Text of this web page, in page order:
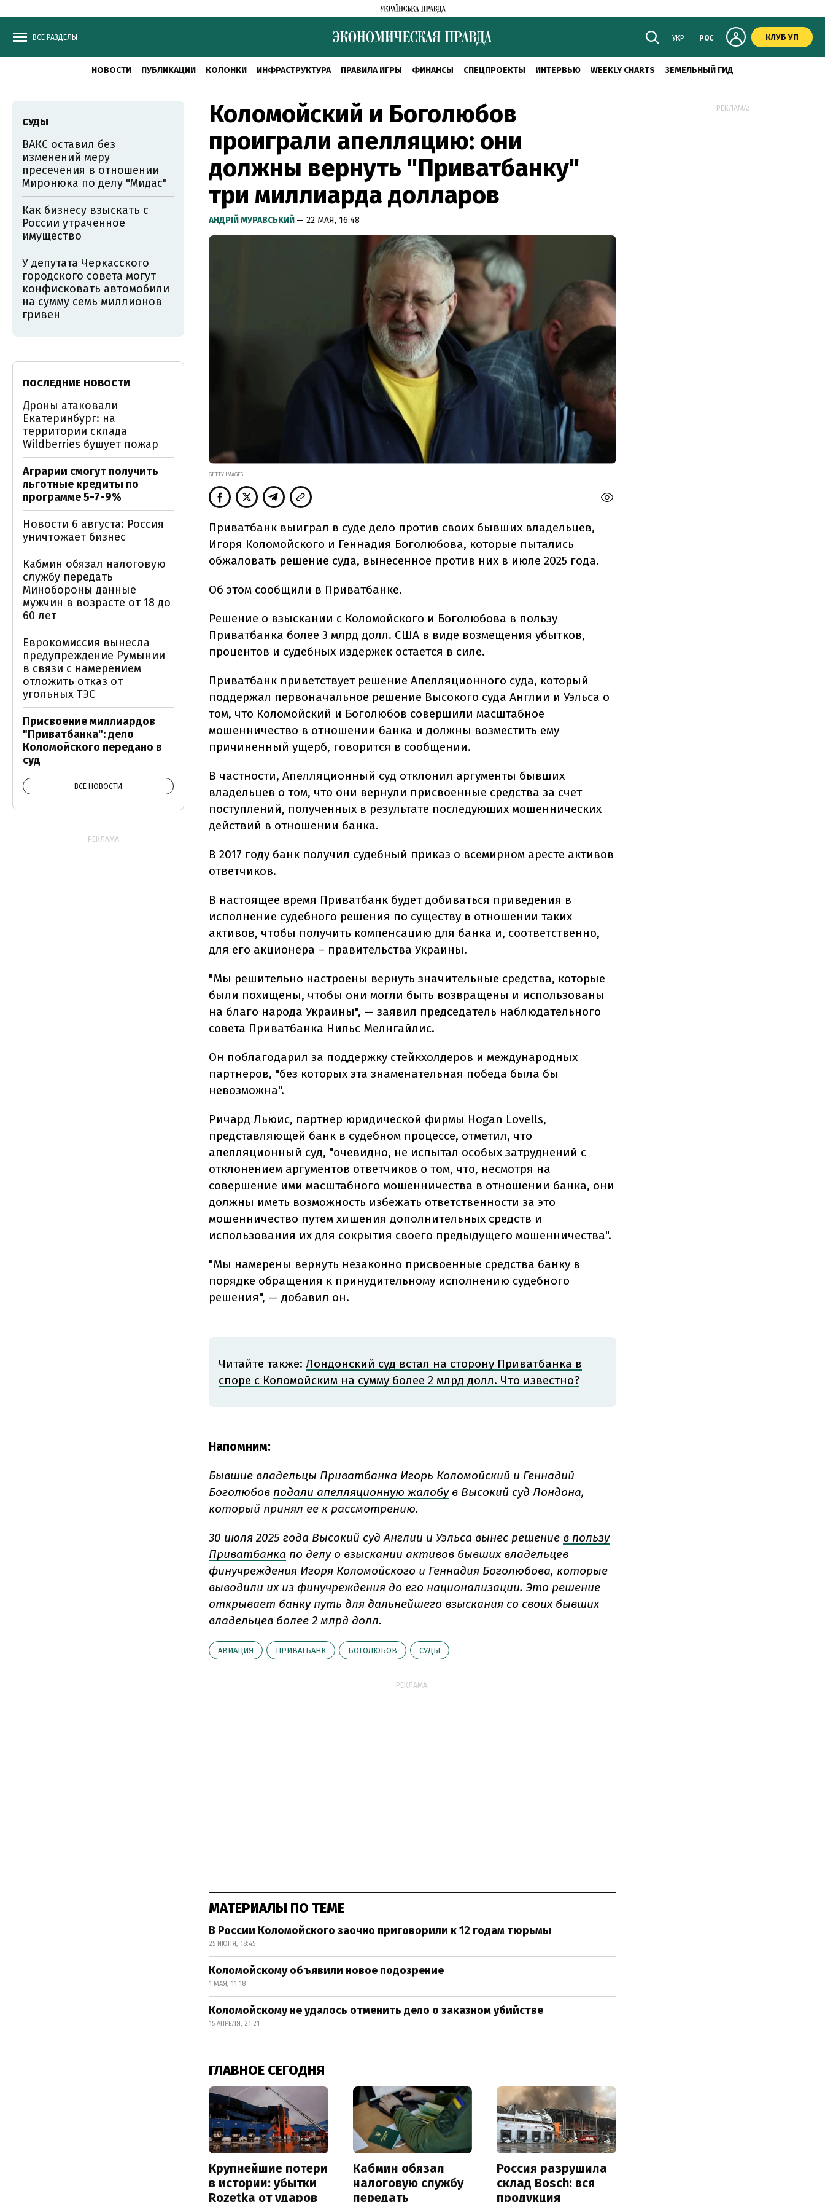
ВСЕ РАЗДЕЛЫ УКР РОС КЛУБ УП
НОВОСТИ ПУБЛИКАЦИИ КОЛОНКИ ИНФРАСТРУКТУРА ПРАВИЛА ИГРЫ ФИНАНСЫ СПЕЦПРОЕКТЫ ИНТЕРВЬЮ WEEKLY CHARTS ЗЕМЕЛЬНЫЙ ГИД
Коломойский и Боголюбов
проиграли апелляцию: они
должны вернуть "Приватбанку"
три миллиарда долларов
АНДРІЙ МУРАВСЬКИЙ — 22 МАЯ, 16:48
GETTY IMAGES
Приватбанк выиграл в суде дело против своих бывших владельцев,
Игоря Коломойского и Геннадия Боголюбова, которые пытались
обжаловать решение суда, вынесенное против них в июле 2025 года.
Об этом сообщили в Приватбанке.
Решение о взыскании с Коломойского и Боголюбова в пользу
Приватбанка более 3 млрд долл. США в виде возмещения убытков,
процентов и судебных издержек остается в силе.
Приватбанк приветствует решение Апелляционного суда, который
поддержал первоначальное решение Высокого суда Англии и Уэльса о
том, что Коломойский и Боголюбов совершили масштабное
мошенничество в отношении банка и должны возместить ему
причиненный ущерб, говорится в сообщении.
В частности, Апелляционный суд отклонил аргументы бывших
владельцев о том, что они вернули присвоенные средства за счет
поступлений, полученных в результате последующих мошеннических
действий в отношении банка.
В 2017 году банк получил судебный приказ о всемирном аресте активов
ответчиков.
В настоящее время Приватбанк будет добиваться приведения в
исполнение судебного решения по существу в отношении таких
активов, чтобы получить компенсацию для банка и, соответственно,
для его акционера – правительства Украины.
"Мы решительно настроены вернуть значительные средства, которые
были похищены, чтобы они могли быть возвращены и использованы
на благо народа Украины", — заявил председатель наблюдательного
совета Приватбанка Нильс Мелнгайлис.
Он поблагодарил за поддержку стейкхолдеров и международных
партнеров, "без которых эта знаменательная победа была бы
невозможна".
Ричард Льюис, партнер юридической фирмы Hogan Lovells,
представляющей банк в судебном процессе, отметил, что
апелляционный суд, "очевидно, не испытал особых затруднений с
отклонением аргументов ответчиков о том, что, несмотря на
совершение ими масштабного мошенничества в отношении банка, они
должны иметь возможность избежать ответственности за это
мошенничество путем хищения дополнительных средств и
использования их для сокрытия своего предыдущего мошенничества".
"Мы намерены вернуть незаконно присвоенные средства банку в
порядке обращения к принудительному исполнению судебного
решения", — добавил он.
Читайте также: Лондонский суд встал на сторону Приватбанка в
споре с Коломойским на сумму более 2 млрд долл. Что известно?
Напомним:
Бывшие владельцы Приватбанка Игорь Коломойский и Геннадий
Боголюбов подали апелляционную жалобу в Высокий суд Лондона,
который принял ее к рассмотрению.
30 июля 2025 года Высокий суд Англии и Уэльса вынес решение в пользу
Приватбанка по делу о взыскании активов бывших владельцев
финучреждения Игоря Коломойского и Геннадия Боголюбова, которые
выводили их из финучреждения до его национализации. Это решение
открывает банку путь для дальнейшего взыскания со своих бывших
владельцев более 2 млрд долл.
АВИАЦИЯ ПРИВАТБАНК БОГОЛЮБОВ СУДЫ
РЕКЛАМА:
МАТЕРИАЛЫ ПО ТЕМЕ
В России Коломойского заочно приговорили к 12 годам тюрьмы
25 ИЮНЯ, 18:45
Коломойскому объявили новое подозрение
1 МАЯ, 11:18
Коломойскому не удалось отменить дело о заказном убийстве
15 АПРЕЛЯ, 21:21
ГЛАВНОЕ СЕГОДНЯ
Крупнейшие потери
в истории: убытки
Rozetka от ударов
Кабмин обязал
налоговую службу
передать
Россия разрушила
склад Bosch: вся
продукция
СУДЫ
ВАКС оставил без
изменений меру
пресечения в отношении
Миронюка по делу "Мидас"
Как бизнесу взыскать с
России утраченное
имущество
У депутата Черкасского
городского совета могут
конфисковать автомобили
на сумму семь миллионов
гривен
ПОСЛЕДНИЕ НОВОСТИ
Дроны атаковали
Екатеринбург: на
территории склада
Wildberries бушует пожар
Аграрии смогут получить
льготные кредиты по
программе 5-7-9%
Новости 6 августа: Россия
уничтожает бизнес
Кабмин обязал налоговую
службу передать
Минобороны данные
мужчин в возрасте от 18 до
60 лет
Еврокомиссия вынесла
предупреждение Румынии
в связи с намерением
отложить отказ от
угольных ТЭС
Присвоение миллиардов
"Приватбанка": дело
Коломойского передано в
суд
ВСЕ НОВОСТИ
РЕКЛАМА:
РЕКЛАМА: